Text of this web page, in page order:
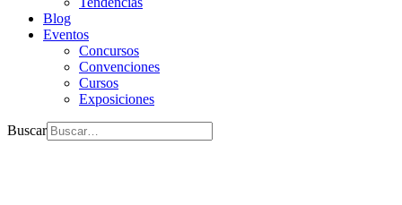
Blog
Eventos
Concursos
Convenciones
Cursos
Exposiciones
Buscar